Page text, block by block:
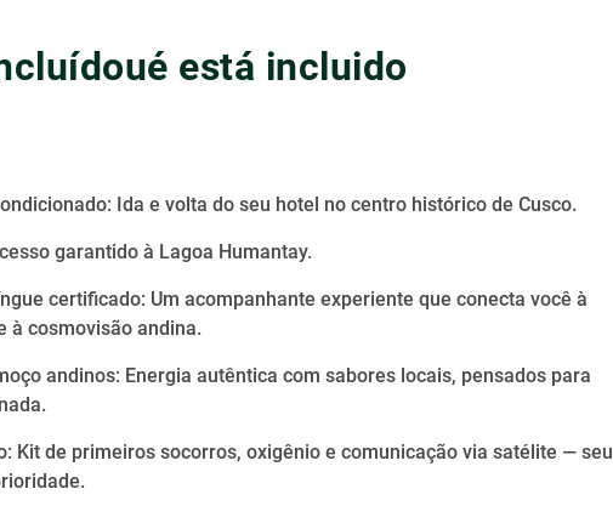
está incluido
Ida e volta do seu hotel no centro histórico de Cusco.
garantido à Lagoa Humantay.
certificado: Um acompanhante experiente que conecta você à
à cosmovisão andina.
andinos: Energia autêntica com sabores locais, pensados para
Kit de primeiros socorros, oxigênio e comunicação via satélite — seu